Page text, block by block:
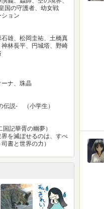
国の守護者、幼女戦
ョン
雄、松岡圭祐、土橋真
林長平、円城塔、野崎
ナ、珠晶
伝説- （小学生）
記華胥の幽夢）
を滅ぼせるのは、すべ
書と世界の力）